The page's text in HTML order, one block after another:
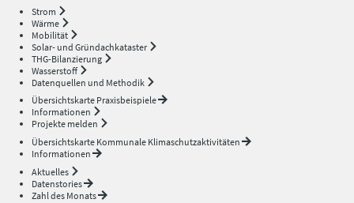
Strom
Wärme
Mobilität
Solar- und Gründachkataster
THG-Bilanzierung
Wasserstoff
Datenquellen und Methodik
Übersichtskarte Praxisbeispiele
Informationen
Projekte melden
Übersichtskarte Kommunale Klimaschutzaktivitäten
Informationen
Aktuelles
Datenstories
Zahl des Monats